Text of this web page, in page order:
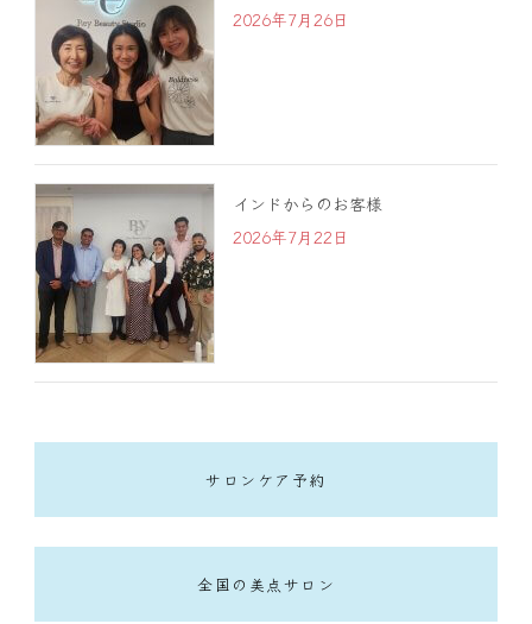
2026年7月26日
インドからのお客様
2026年7月22日
サロンケア予約
全国の美点サロン